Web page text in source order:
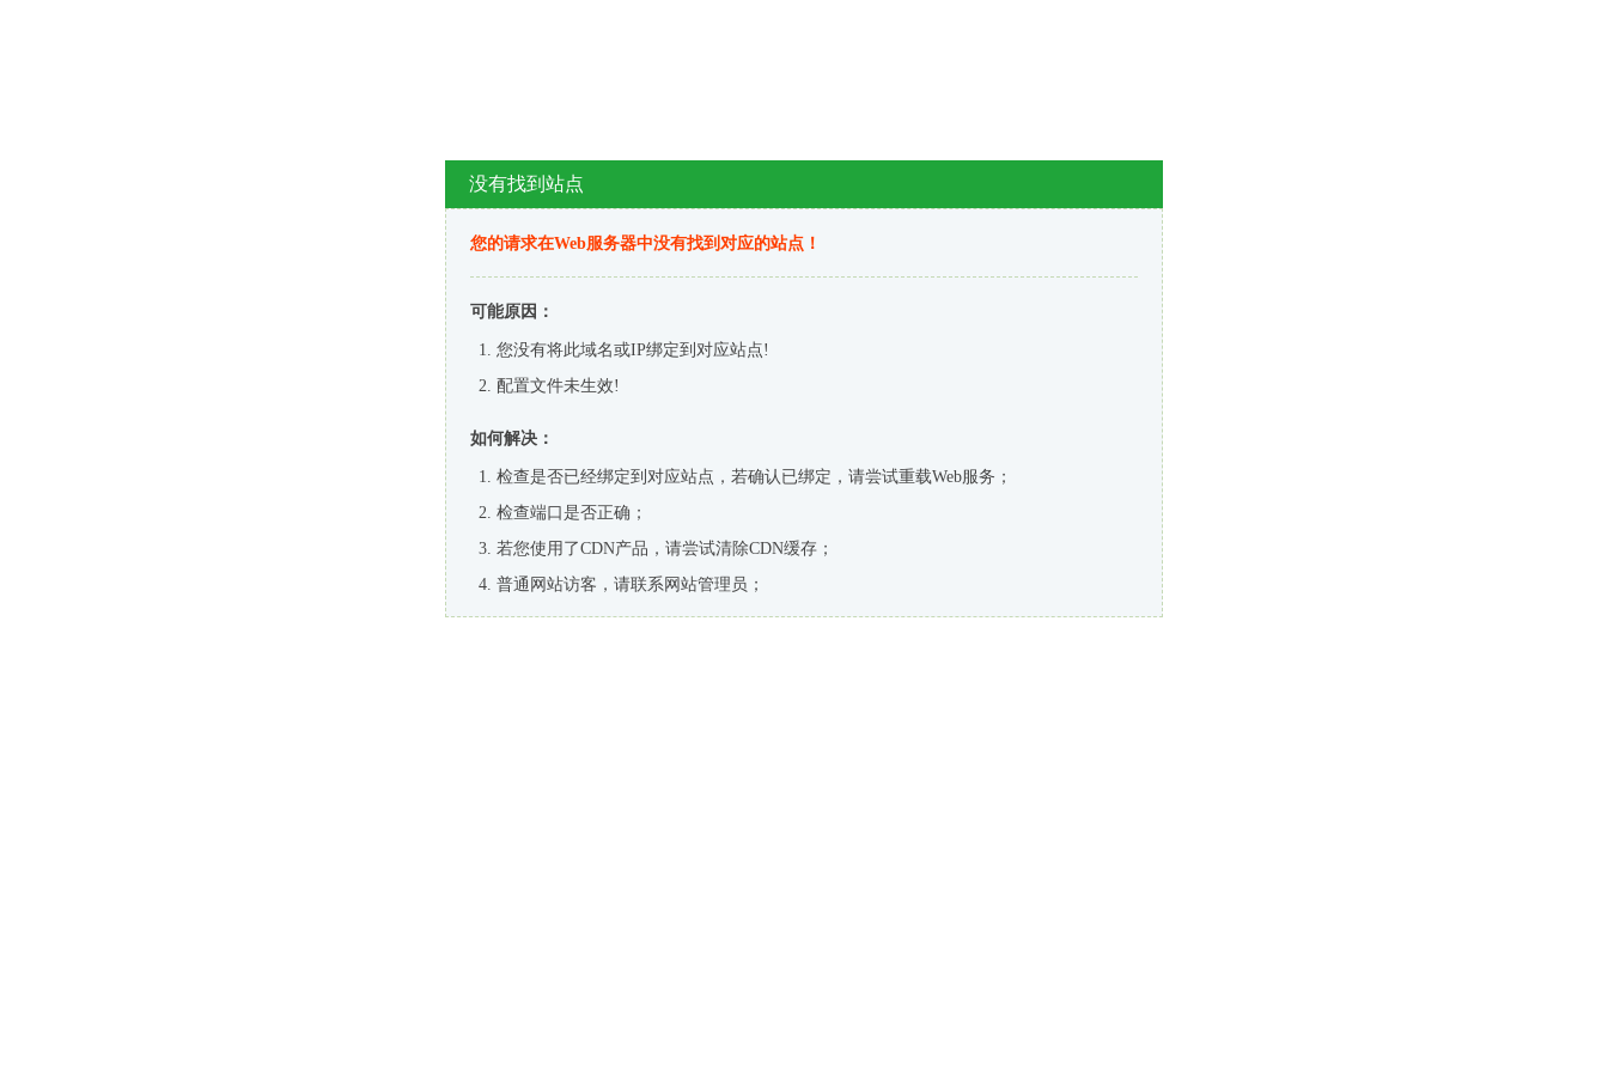
没有找到站点
您的请求在Web服务器中没有找到对应的站点！
可能原因：
您没有将此域名或IP绑定到对应站点!
配置文件未生效!
如何解决：
检查是否已经绑定到对应站点，若确认已绑定，请尝试重载Web服务；
检查端口是否正确；
若您使用了CDN产品，请尝试清除CDN缓存；
普通网站访客，请联系网站管理员；